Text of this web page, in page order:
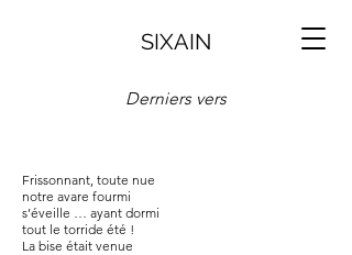
SIXAIN
Derniers vers
Frissonnant, toute nue
notre avare fourmi
s’éveille … ayant dormi
tout le torride été !
La bise était venue